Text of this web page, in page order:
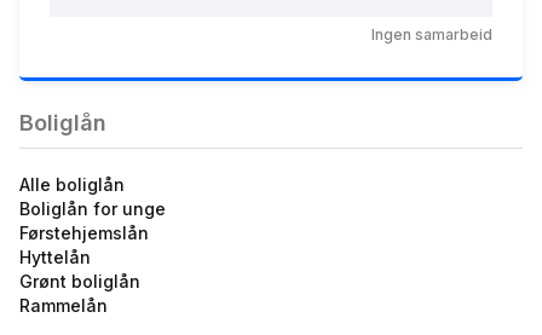
Ingen samarbeid
Boliglån
Alle boliglån
Boliglån for unge
Førstehjemslån
Hyttelån
Grønt boliglån
Rammelån